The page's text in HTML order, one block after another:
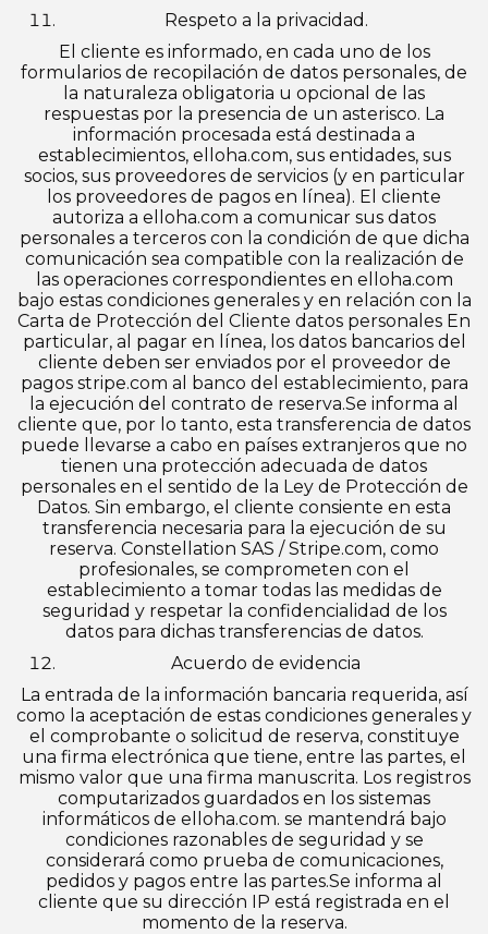
Respeto a la privacidad.
El cliente es informado, en cada uno de los
formularios de recopilación de datos personales, de
la naturaleza obligatoria u opcional de las
respuestas por la presencia de un asterisco. La
información procesada está destinada a
establecimientos, elloha.com, sus entidades, sus
socios, sus proveedores de servicios (y en particular
los proveedores de pagos en línea). El cliente
autoriza a elloha.com a comunicar sus datos
personales a terceros con la condición de que dicha
comunicación sea compatible con la realización de
las operaciones correspondientes en elloha.com
bajo estas condiciones generales y en relación con la
Carta de Protección del Cliente datos personales En
particular, al pagar en línea, los datos bancarios del
cliente deben ser enviados por el proveedor de
pagos stripe.com al banco del establecimiento, para
la ejecución del contrato de reserva.Se informa al
cliente que, por lo tanto, esta transferencia de datos
puede llevarse a cabo en países extranjeros que no
tienen una protección adecuada de datos
personales en el sentido de la Ley de Protección de
Datos. Sin embargo, el cliente consiente en esta
transferencia necesaria para la ejecución de su
reserva. Constellation SAS / Stripe.com, como
profesionales, se comprometen con el
establecimiento a tomar todas las medidas de
seguridad y respetar la confidencialidad de los
datos para dichas transferencias de datos.
Acuerdo de evidencia
La entrada de la información bancaria requerida, así
como la aceptación de estas condiciones generales y
el comprobante o solicitud de reserva, constituye
una firma electrónica que tiene, entre las partes, el
mismo valor que una firma manuscrita. Los registros
computarizados guardados en los sistemas
informáticos de elloha.com. se mantendrá bajo
condiciones razonables de seguridad y se
considerará como prueba de comunicaciones,
pedidos y pagos entre las partes.Se informa al
cliente que su dirección IP está registrada en el
momento de la reserva.